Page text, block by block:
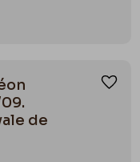
de